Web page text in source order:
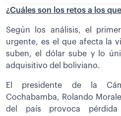
¿Cuáles son los retos a los
Según los análisis, el
urgente, es el que afecta la
suben, el dólar sube y lo
adquisitivo del boliviano.
El presidente de la
Cochabamba, Rolando
del país provoca